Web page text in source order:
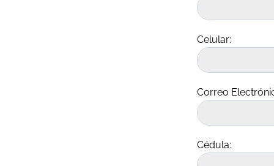
Celular:
Correo
Cédula: